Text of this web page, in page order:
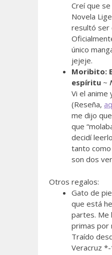
Creí que
Novela
resultó ser
único
jejeje.
Moribito:
espíritu ~
Vi el anime
(Reseña,
me dijo
que
decidí
tanto como
son dos
Otros regalos:
Gato de
que está
partes. Me
primas por
Traído
Veracruz